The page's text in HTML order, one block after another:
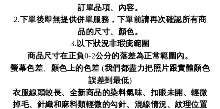
訂單品項、內容。
2.下單後即無提供併單服務，下單前請再次確認所有商
品的尺寸、顏色。
3.以下狀況非瑕疵範圍
商品尺寸在正負0-2公分的落差為正常範圍內。
螢幕色差
顏色上的色差 (我們都盡力把照片跟實體顏色
誤差到最低)
衣服線頭較長、全新商品的染料氣味、扣眼未開、輕微
掉毛、針織和麻料類輕微的勾針、混線情況、紋理位置